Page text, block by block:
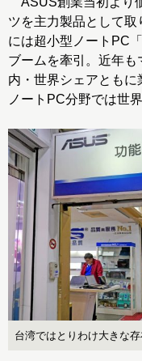
ツを主力製品として
には超小型ノートPC「
ブームを牽引。近年も
内・世界シェアとも
ノートPC分野では世
台湾ではとりわけ大きな